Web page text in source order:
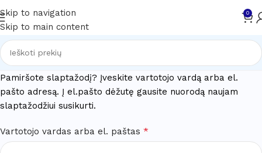
Skip to navigation
Skip to main content
0
Pamiršote slaptažodį? Įveskite vartotojo vardą arba el.
pašto adresą. Į el.pašto dėžutę gausite nuorodą naujam
slaptažodžiui susikurti.
Vartotojo vardas arba el. paštas *